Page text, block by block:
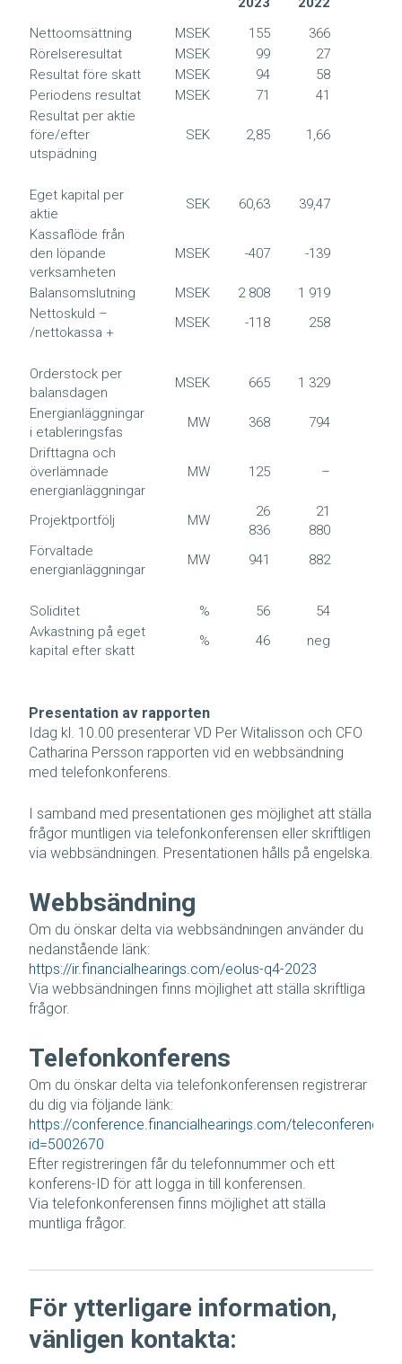
Nettoomsättning
MSEK 155 366
Rörelseresultat
MSEK 99 27
Resultat före skatt
MSEK 94 58
Periodens resultat
MSEK 71 41
Resultat per aktie
före/efter
utspädning
SEK 2,85 1,66
Eget kapital per
aktie
SEK 60,63 39,47
Kassaflöde från
den löpande
verksamheten
MSEK -407 -139
Balansomslutning MSEK 2 808 1 919
Nettoskuld –
/nettokassa +
MSEK -118 258
Orderstock per
balansdagen
MSEK 665 1 329
Energianläggningar
i etableringsfas
MW 368 794
Drifttagna och
överlämnade
energianläggningar
MW 125 –
Projektportfölj MW
26
836
21
880
Förvaltade
energianläggningar
MW 941 882
Soliditet % 56 54
Avkastning på eget
kapital efter skatt
% 46 neg
Presentation av rapporten
Idag kl. 10.00 presenterar VD Per Witalisson och CFO
Catharina Persson rapporten vid en webbsändning
med telefonkonferens.
I samband med presentationen ges möjlighet att ställa
frågor muntligen via telefonkonferensen eller skriftligen
via webbsändningen. Presentationen hålls på engelska.
Webbsändning
Om du önskar delta via webbsändningen använder du
nedanstående länk:
https://ir.financialhearings.com/eolus-q4-2023
Via webbsändningen finns möjlighet att ställa skriftliga
frågor.
Telefonkonferens
Om du önskar delta via telefonkonferensen registrerar
du dig via följande länk:
https://conference.financialhearings.com/teleconference/?
id=5002670
Efter registreringen får du telefonnummer och ett
konferens-ID för att logga in till konferensen.
Via telefonkonferensen finns möjlighet att ställa
muntliga frågor.
För ytterligare information,
vänligen kontakta: